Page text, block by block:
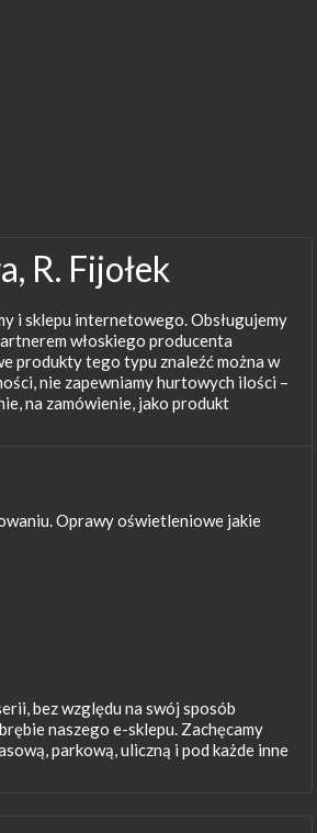
R. Fijołek
i sklepu internetowego. Obsługujemy
włoskiego producenta
produkty tego typu znaleźć można w
nie zapewniamy hurtowych ilości –
na zamówienie, jako produkt
Oprawy oświetleniowe jakie
bez względu na swój sposób
naszego e-sklepu. Zachęcamy
parkową, uliczną i pod każde inne